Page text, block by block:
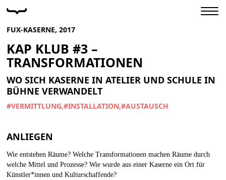
FUX-KASERNE, 2017
KAP KLUB #3 –
TRANSFORMATIONEN
WO SICH KASERNE IN ATELIER UND SCHULE IN
BÜHNE VERWANDELT
#VERMITTLUNG #INSTALLATION #AUSTAUSCH
ANLIEGEN
Wie entstehen Räume? Welche Transformationen machen Räume durch
welche Mittel und Prozesse? Wie wurde aus einer Kaserne ein Ort für
Künstler*innen und Kulturschaffende?